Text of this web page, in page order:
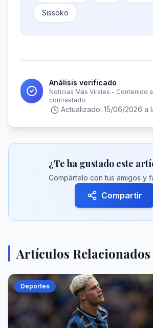
Sissoko
Análisis verificado
Noticias Más Virales - Contenido
contrastado
Actualizado: 15/06/2026 a
¿Te ha gustado este
Compártelo con tus amigos y
Compartir
Artículos Relacionados
Deportes